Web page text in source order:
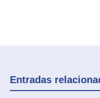
Entradas